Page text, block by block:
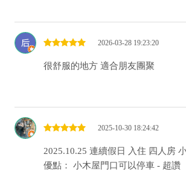
2026-03-28 19:23:20
很舒服的地方 適合朋友團聚
2025-10-30 18:24:42
2025.10.25 連續假日 入住 四人房
優點： 小木屋門口可以停車 - 超讚